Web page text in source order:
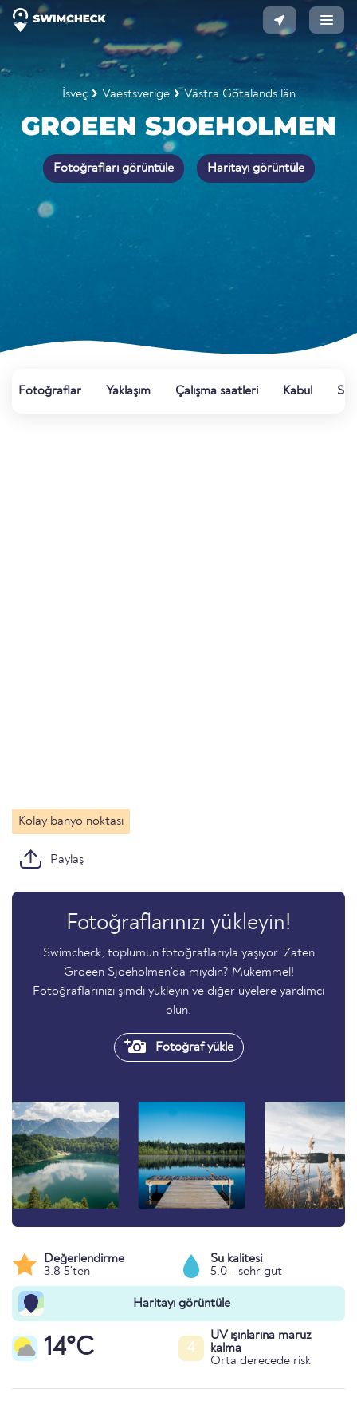
İsveç Vaestsverige Västra Götalands län
GROEEN SJOEHOLMEN
Fotoğrafları görüntüle Haritayı görüntüle
Fotoğraflar Yaklaşım Çalışma saatleri Kabul Su
Kolay banyo noktası
Paylaş
Fotoğraflarınızı yükleyin!
Swimcheck, toplumun fotoğraflarıyla yaşıyor. Zaten
Groeen Sjoeholmen'da mıydın? Mükemmel!
Fotoğraflarınızı şimdi yükleyin ve diğer üyelere yardımcı
olun.
Fotoğraf yükle
Değerlendirme
3.8 5'ten
Su kalitesi
5.0 - sehr gut
Haritayı görüntüle
14°C 4
UV ışınlarına maruz
kalma
Orta derecede risk